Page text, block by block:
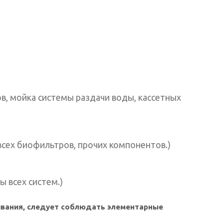
мойка системы раздачи воды, кассетных
биофильтров, прочих компонентов.)
всех систем.)
следует соблюдать элементарные